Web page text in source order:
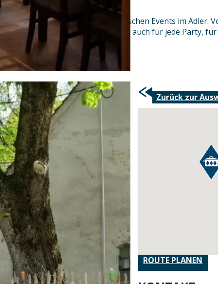
locker wie lehrreich.
Und so vielseitig wie die kulinarischen Events im Adler:
Hummer. Und: Dieser Koch steht auch für jede Party,
Zurück zur
ROUTE PLANEN